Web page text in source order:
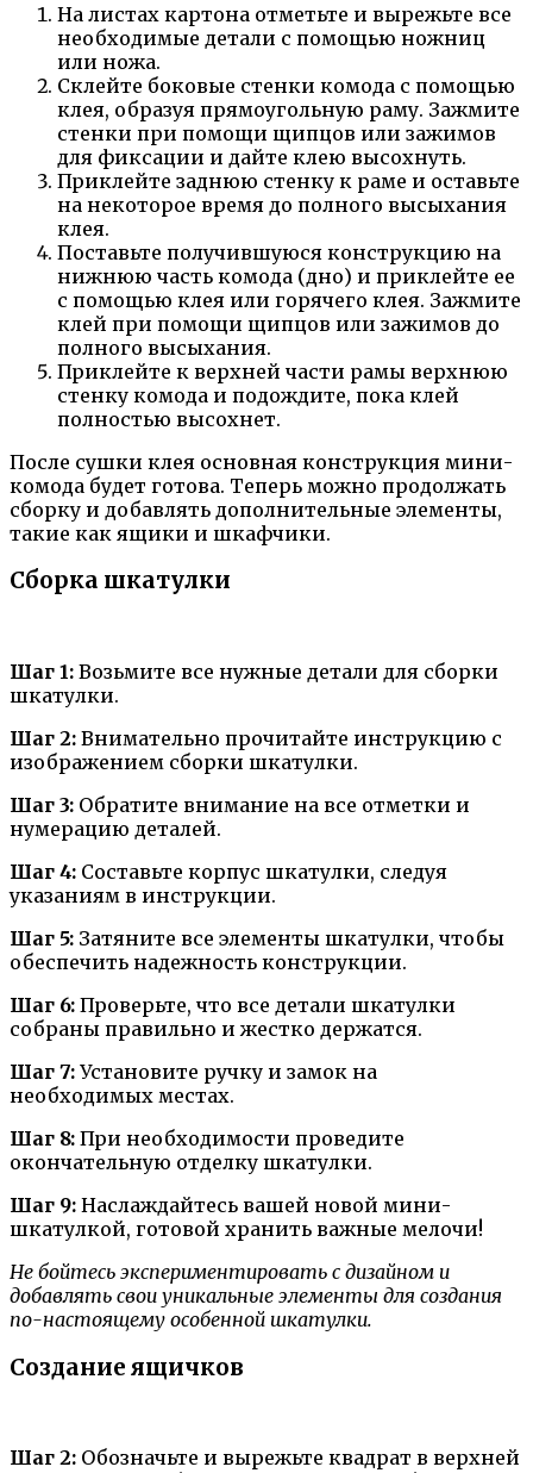
На листах картона отметьте и вырежьте все
необходимые детали с помощью ножниц
или ножа.
Склейте боковые стенки комода с помощью
клея, образуя прямоугольную раму. Зажмите
стенки при помощи щипцов или зажимов
для фиксации и дайте клею высохнуть.
Приклейте заднюю стенку к раме и оставьте
на некоторое время до полного высыхания
клея.
Поставьте получившуюся конструкцию на
нижнюю часть комода (дно) и приклейте ее
с помощью клея или горячего клея. Зажмите
клей при помощи щипцов или зажимов до
полного высыхания.
Приклейте к верхней части рамы верхнюю
стенку комода и подождите, пока клей
полностью высохнет.
После сушки клея основная конструкция мини-
комода будет готова. Теперь можно продолжать
сборку и добавлять дополнительные элементы,
такие как ящики и шкафчики.
Сборка шкатулки
Шаг 1: Возьмите все нужные детали для сборки
шкатулки.
Шаг 2: Внимательно прочитайте инструкцию с
изображением сборки шкатулки.
Шаг 3: Обратите внимание на все отметки и
нумерацию деталей.
Шаг 4: Составьте корпус шкатулки, следуя
указаниям в инструкции.
Шаг 5: Затяните все элементы шкатулки, чтобы
обеспечить надежность конструкции.
Шаг 6: Проверьте, что все детали шкатулки
собраны правильно и жестко держатся.
Шаг 7: Установите ручку и замок на
необходимых местах.
Шаг 8: При необходимости проведите
окончательную отделку шкатулки.
Шаг 9: Наслаждайтесь вашей новой мини-
шкатулкой, готовой хранить важные мелочи!
Не бойтесь экспериментировать с дизайном и
добавлять свои уникальные элементы для создания
по-настоящему особенной шкатулки.
Создание ящичков
Шаг 2: Обозначьте и вырежьте квадрат в верхней